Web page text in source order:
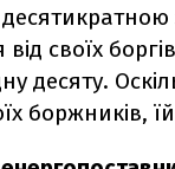
своїх
десяту.
боржників,